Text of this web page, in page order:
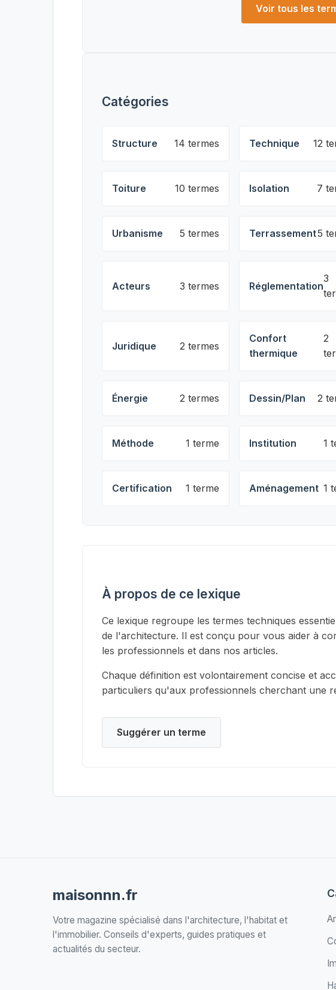
Voir tous les
Catégories
Structure 14 termes Technique 12
Toiture 10 termes Isolation 7
Urbanisme 5 termes Terrassement5
Acteurs 3 termes Réglementation
3
Juridique 2 termes
Confort
thermique
2
Énergie 2 termes Dessin/Plan 2
Méthode 1 terme Institution 1
Certification 1 terme Aménagement 1
À propos de ce lexique
Ce lexique regroupe les termes techniques
de l'architecture. Il est conçu pour vous aider à
les professionnels et dans nos articles.
Chaque définition est volontairement concise et
particuliers qu'aux professionnels cherchant une
Suggérer un terme
maisonnn.fr
Votre magazine spécialisé dans l'architecture, l'habitat et
l'immobilier. Conseils d'experts, guides pratiques et
actualités du secteur.